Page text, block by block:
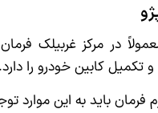
در مرکز غربیلک
تکمیل کابین خودرو را دارد.
فرمان باید به این موارد